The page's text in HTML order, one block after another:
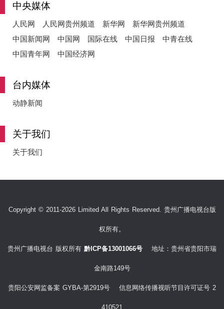
中央媒体
人民网 人民网贵州频道 新华网
新华网贵州频道
中国新闻网
中国网 国际在线 中国日报
中青在线
中国青年网
中国经济网
台内媒体
动静新闻
关于我们
关于我们
Copyright © 2011-2026 Limited All Rights Reserved. 贵州广播电视台版
权所有。
贵州广播电视台 版权所有 黔ICP备13001066号 地址：贵州省贵阳市瑞
金南路149号
贵阳公安网监备案 GYBA-第2919号 信息网络传播视听节目许可证号 2
410521